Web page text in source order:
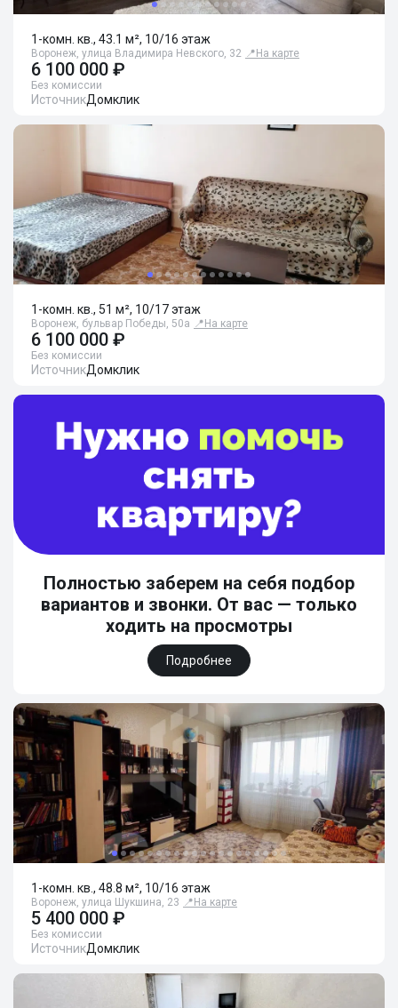
1-комн. кв., 43.1 м², 10/16 этаж
Воронеж, улица Владимира Невского, 32 📍 На карте
6 100 000 ₽
Без комиссии
ИсточникДомклик
1-комн. кв., 51 м², 10/17 этаж
Воронеж, бульвар Победы, 50а 📍 На карте
6 100 000 ₽
Без комиссии
ИсточникДомклик
Полностью заберем на себя подбор
вариантов и звонки. От вас — только
ходить на просмотры
Подробнее
1-комн. кв., 48.8 м², 10/16 этаж
Воронеж, улица Шукшина, 23 📍 На карте
5 400 000 ₽
Без комиссии
ИсточникДомклик